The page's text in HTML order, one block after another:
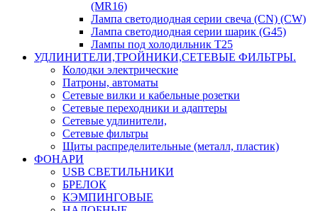
(MR16)
Лампа светодиодная серии свеча (CN) (CW)
Лампа светодиодная серии шарик (G45)
Лампы под холодильник T25
УДЛИНИТЕЛИ,ТРОЙНИКИ,СЕТЕВЫЕ ФИЛЬТРЫ.
Колодки электрические
Патроны, автоматы
Сетевые вилки и кабельные розетки
Сетевые переходники и адаптеры
Сетевые удлинители,
Сетевые фильтры
Щиты распределительные (металл, пластик)
ФОНАРИ
USB СВЕТИЛЬНИКИ
БРЕЛОК
КЭМПИНГОВЫЕ